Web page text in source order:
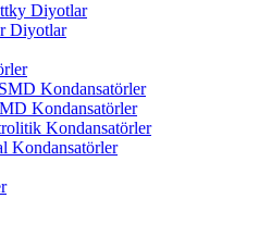
Diyotlar
Diyotlar
Kondansatörler
Kondansatörler
Kondansatörler
Kondansatörler